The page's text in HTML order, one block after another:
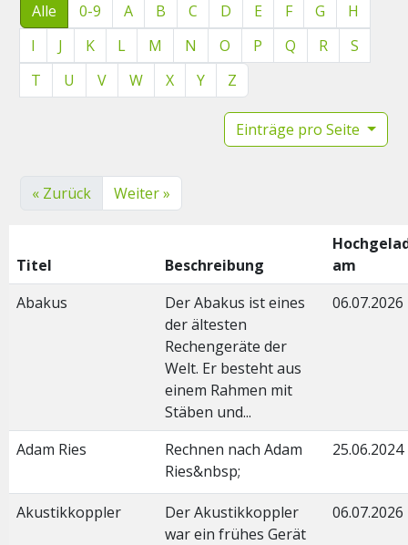
Alle 0-9 A B C D E F G
H
I
J K L M N O P Q R
S
T
U V W X Y Z
Einträge pro Seite
« Zurück Weiter »
Titel Beschreibung
am
Abakus
Der Abakus ist eines
der ältesten
Rechengeräte der
Welt. Er besteht aus
einem Rahmen mit
Stäben und...
06.07.2026
Adam Ries
Rechnen nach Adam
Ries&nbsp;
25.06.2024
Akustikkoppler
Der Akustikkoppler
war ein frühes Gerät
06.07.2026